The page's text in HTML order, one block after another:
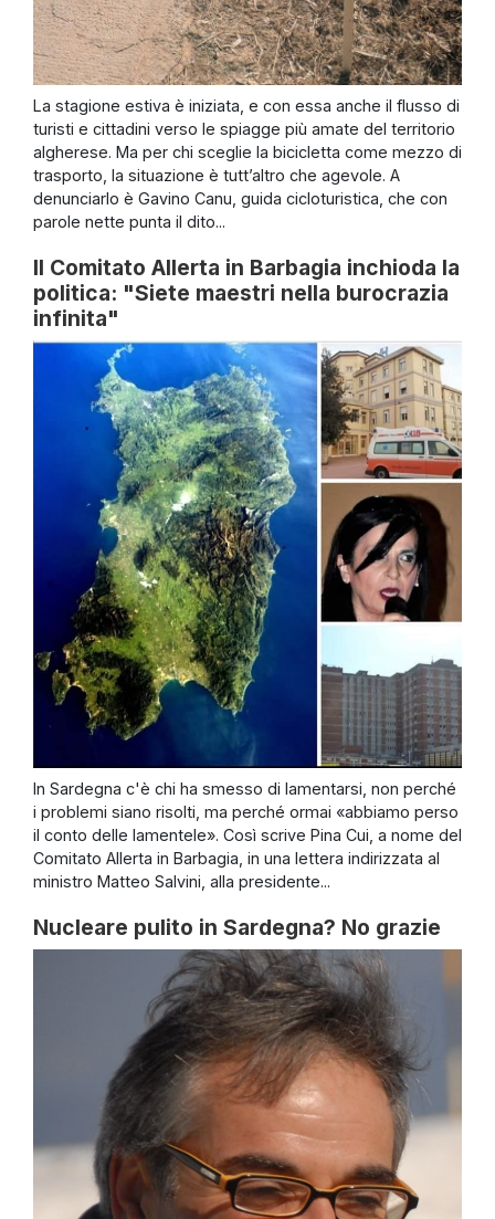
La stagione estiva è iniziata, e con essa anche il flusso di
turisti e cittadini verso le spiagge più amate del territorio
algherese. Ma per chi sceglie la bicicletta come mezzo di
trasporto, la situazione è tutt’altro che agevole. A
denunciarlo è Gavino Canu, guida cicloturistica, che con
parole nette punta il dito...
Il Comitato Allerta in Barbagia inchioda la
politica: "Siete maestri nella burocrazia
infinita"
In Sardegna c'è chi ha smesso di lamentarsi, non perché
i problemi siano risolti, ma perché ormai «abbiamo perso
il conto delle lamentele». Così scrive Pina Cui, a nome del
Comitato Allerta in Barbagia, in una lettera indirizzata al
ministro Matteo Salvini, alla presidente...
Nucleare pulito in Sardegna? No grazie